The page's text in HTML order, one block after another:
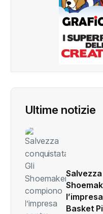
Ultime notizie
Basket